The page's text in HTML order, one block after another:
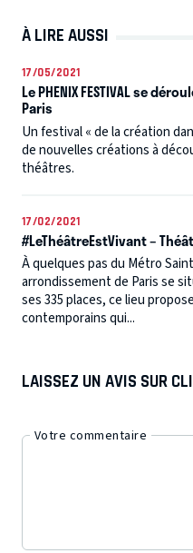
À LIRE AUSSI
17/05/2021
Le PHENIX FESTIVAL se
Paris
Un festival « de la création
de nouvelles créations à
théâtres.
17/02/2021
#LeThéâtreEstVivant –
À quelques pas du Métro
arrondissement de Paris se
ses 335 places, ce lieu
contemporains qui...
LAISSEZ UN AVIS SUR
Votre commentaire